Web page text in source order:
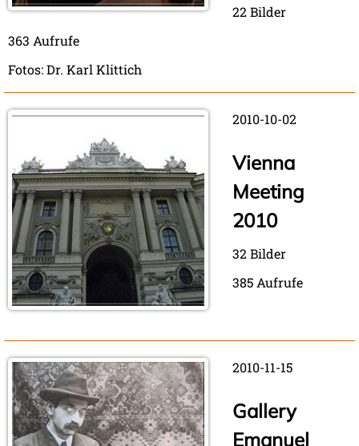
22 Bilder
363 Aufrufe
Fotos: Dr. Karl Klittich
2010-10-02
Vienna
Meeting
2010
32 Bilder
385 Aufrufe
2010-11-15
Gallery
Emanuel